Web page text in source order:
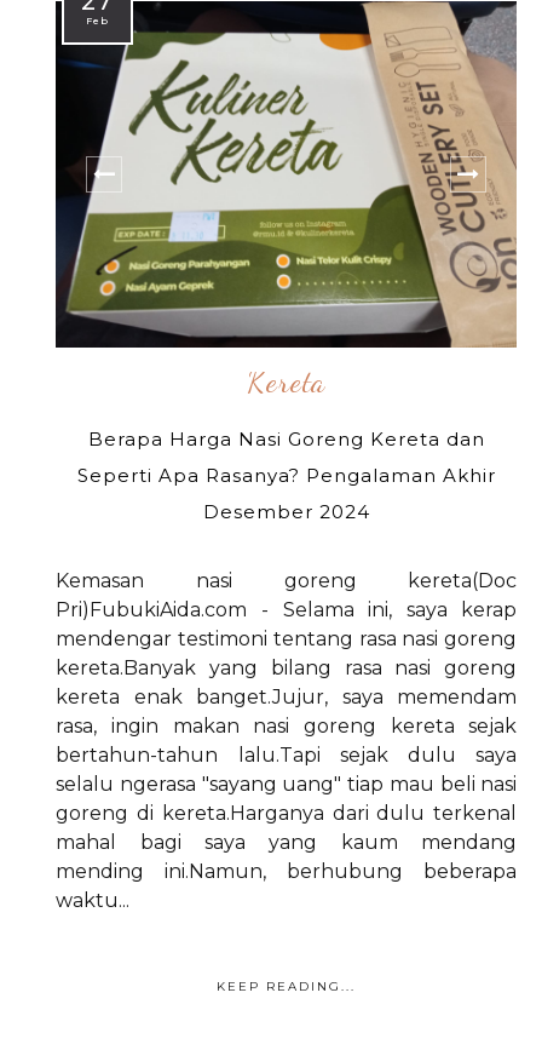
Feb
Kereta
Berapa Harga Nasi Goreng Kereta dan
Seperti Apa Rasanya? Pengalaman Akhir
Desember 2024
Kemasan nasi goreng kereta(Doc
Pri)FubukiAida.com - Selama ini, saya kerap
mendengar testimoni tentang rasa nasi goreng
kereta.Banyak yang bilang rasa nasi goreng
kereta enak banget.Jujur, saya memendam
rasa, ingin makan nasi goreng kereta sejak
bertahun-tahun lalu.Tapi sejak dulu saya
selalu ngerasa "sayang uang" tiap mau beli nasi
goreng di kereta.Harganya dari dulu terkenal
mahal bagi saya yang kaum mendang
mending ini.Namun, berhubung beberapa
waktu...
KEEP READING...